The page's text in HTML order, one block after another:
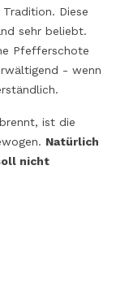
Diese
sehr beliebt.
Pfefferschote
- wenn
ist die
Natürlich
nicht